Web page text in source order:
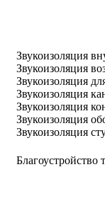
Звукоизоляция
Звукоизоляция
Звукоизоляция
Звукоизоляция
Звукоизоляция
Звукоизоляция
Звукоизоляция
Благоустройство